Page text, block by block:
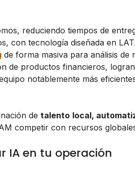
reduciendo tiempos de
con tecnología diseñada en
de forma masiva para análisis de
de productos financieros,
notablemente más
detalento local,
competir con recursos
IA en tu operación